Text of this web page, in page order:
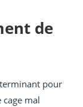
de
pour
cage mal